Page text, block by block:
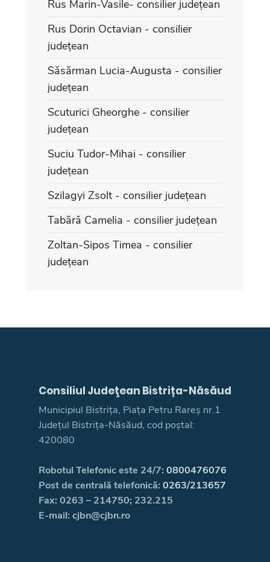
Rus Marin-Vasile- consilier județean
Rus Dorin Octavian - consilier
județean
Săsărman Lucia-Augusta - consilier
județean
Scuturici Gheorghe - consilier
județean
Suciu Tudor-Mihai - consilier
județean
Szilagyi Zsolt - consilier județean
Tabără Camelia - consilier județean
Zoltan-Sipos Timea - consilier
județean
Consiliul Judeţean Bistrița-Năsăud
Municipiul Bistrița, Piața Petru Rareș nr.1
Județul Bistrița-Năsăud, cod poștal:
420080
Robotul Telefonic este 24/7: 0800476076
Post de centrală telefonică: 0263/213657
Fax: 0263 – 214750; 232.215
E-mail: cjbn@cjbn.ro